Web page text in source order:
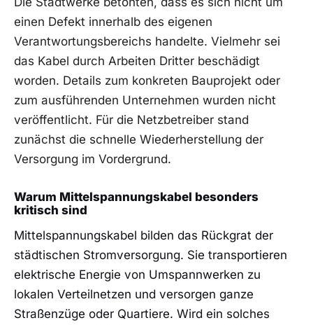
einen Defekt innerhalb des eigenen
Verantwortungsbereichs handelte. Vielmehr sei
das Kabel durch Arbeiten Dritter beschädigt
worden. Details zum konkreten Bauprojekt oder
zum ausführenden Unternehmen wurden nicht
veröffentlicht. Für die Netzbetreiber stand
zunächst die schnelle Wiederherstellung der
Versorgung im Vordergrund.
Warum Mittelspannungskabel besonders
kritisch sind
Mittelspannungskabel bilden das Rückgrat der
städtischen Stromversorgung. Sie transportieren
elektrische Energie von Umspannwerken zu
lokalen Verteilnetzen und versorgen ganze
Straßenzüge oder Quartiere. Wird ein solches